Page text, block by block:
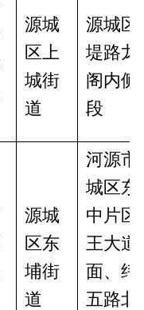
源城
区上
城街
道
源城区
堤路龙
阁内侧
段
源城
区东
埔街
道
河源市
城区东
中片区
王大道
面、纬
五路北